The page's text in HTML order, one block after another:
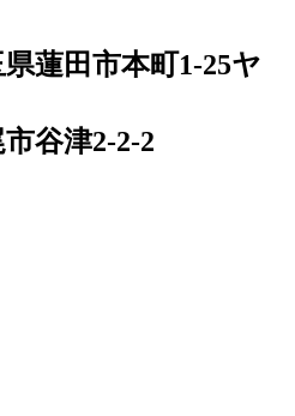
蓮田市本町1-25ヤ
谷津2-2-2